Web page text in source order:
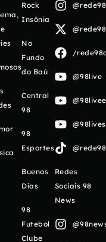
Rock
Insônia
No
Fundo
do Baú
Central
98
98
Esportes
Buenos
Días
98
Futebol
Clube
/
@98live
Redes
Sociais 98
News